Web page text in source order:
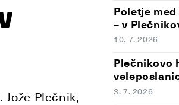
Plečnik,
Poletje
– v
10. 7. 2026
Plečnikovo
3. 7. 2026